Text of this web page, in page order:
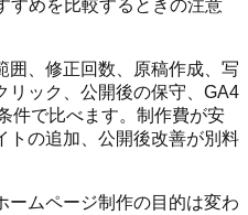
すめを比較するときの注意
囲、修正回数、原稿作成、写
リック、公開後の保守、GA4
件で比べます。制作費が安
トの追加、公開後改善が別料
ームページ制作の目的は変わ